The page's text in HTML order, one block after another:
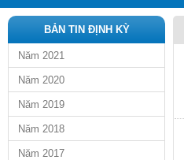
BẢN TIN ĐỊNH KỲ
Năm 2021
Năm 2020
Năm 2019
Năm 2018
Năm 2017